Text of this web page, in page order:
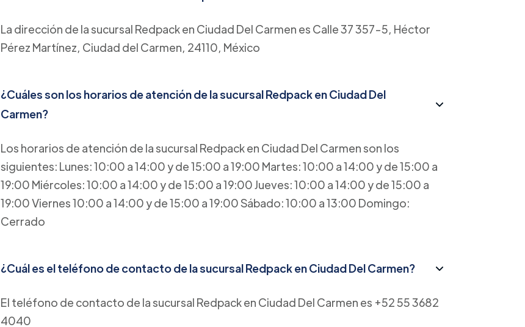
La dirección de la sucursal Redpack en Ciudad Del Carmen es Calle 37 357-5, Héctor
Pérez Martínez, Ciudad del Carmen, 24110, México
¿Cuáles son los horarios de atención de la sucursal Redpack en Ciudad Del
Carmen?
Los horarios de atención de la sucursal Redpack en Ciudad Del Carmen son los
siguientes: Lunes: 10:00 a 14:00 y de 15:00 a 19:00 Martes: 10:00 a 14:00 y de 15:00 a
19:00 Miércoles: 10:00 a 14:00 y de 15:00 a 19:00 Jueves: 10:00 a 14:00 y de 15:00 a
19:00 Viernes 10:00 a 14:00 y de 15:00 a 19:00 Sábado: 10:00 a 13:00 Domingo:
Cerrado
¿Cuál es el teléfono de contacto de la sucursal Redpack en Ciudad Del Carmen?
El teléfono de contacto de la sucursal Redpack en Ciudad Del Carmen es +52 55 3682
4040